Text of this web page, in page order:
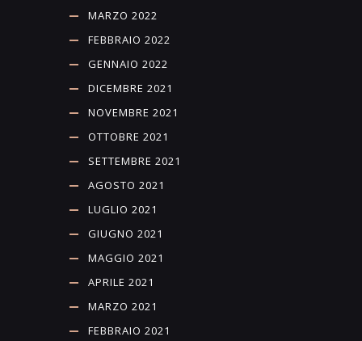
MARZO 2022
FEBBRAIO 2022
GENNAIO 2022
DICEMBRE 2021
NOVEMBRE 2021
OTTOBRE 2021
SETTEMBRE 2021
AGOSTO 2021
LUGLIO 2021
GIUGNO 2021
MAGGIO 2021
APRILE 2021
MARZO 2021
FEBBRAIO 2021